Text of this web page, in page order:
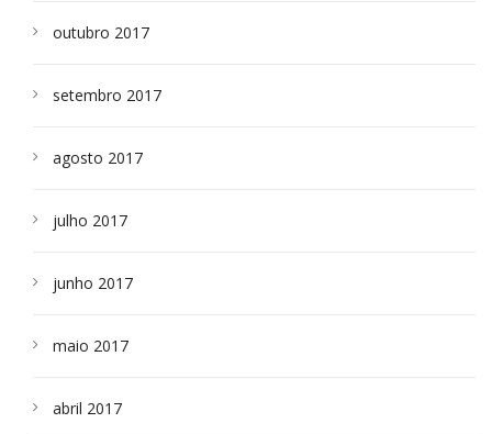
outubro 2017
setembro 2017
agosto 2017
julho 2017
junho 2017
maio 2017
abril 2017